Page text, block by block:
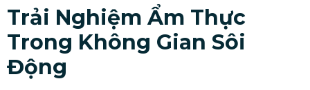
Trải Nghiệm Ẩm Thực
Trong Không Gian Sôi
Động